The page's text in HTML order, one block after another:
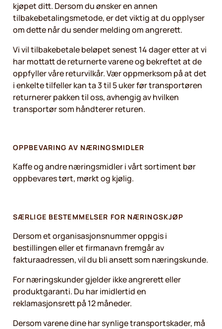
kjøpet ditt. Dersom du ønsker en annen
tilbakebetalingsmetode, er det viktig at du opplyser
om dette når du sender melding om angrerett.
Vi vil tilbakebetale beløpet senest 14 dager etter at vi
har mottatt de returnerte varene og bekreftet at de
oppfyller våre returvilkår. Vær oppmerksom på at det
i enkelte tilfeller kan ta 3 til 5 uker før transportøren
returnerer pakken til oss, avhengig av hvilken
transportør som håndterer returen.
OPPBEVARING AV NÆRINGSMIDLER
Kaffe og andre næringsmidler i vårt sortiment bør
oppbevares tørt, mørkt og kjølig.
SÆRLIGE BESTEMMELSER FOR NÆRINGSKJØP
Dersom et organisasjonsnummer oppgis i
bestillingen eller et firmanavn fremgår av
fakturaadressen, vil du bli ansett som næringskunde.
For næringskunder gjelder ikke angrerett eller
produktgaranti. Du har imidlertid en
reklamasjonsrett på 12 måneder.
Dersom varene dine har synlige transportskader, må